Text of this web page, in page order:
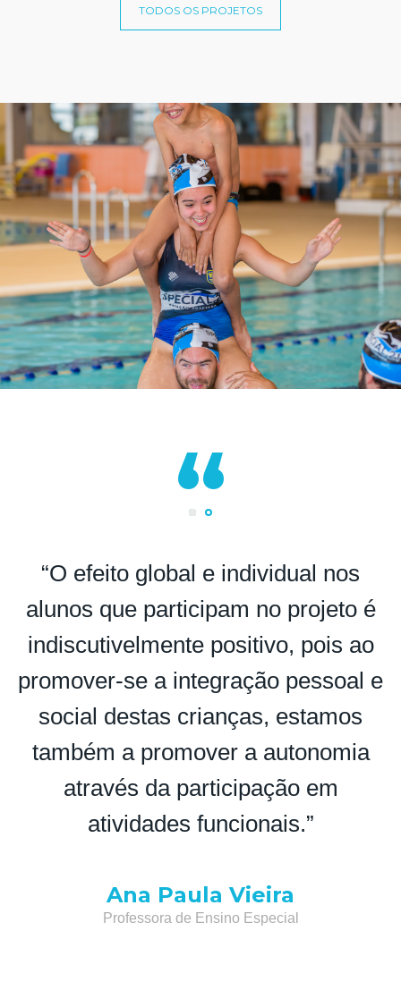
TODOS OS PROJETOS
“O efeito global e individual nos
alunos que participam no projeto é
indiscutivelmente positivo, pois ao
promover-se a integração pessoal e
social destas crianças, estamos
também a promover a autonomia
através da participação em
atividades funcionais.”
Ana Paula Vieira
Professora de Ensino Especial